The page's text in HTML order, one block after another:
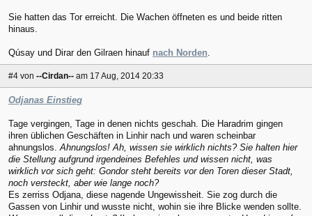
Sie hatten das Tor erreicht. Die Wachen öffneten es und beide ritten
hinaus.
Qúsay und Dirar den Gilraen hinauf nach Norden.
#4 von --Cirdan-- am 17 Aug, 2014 20:33
Odjanas Einstieg
Tage vergingen, Tage in denen nichts geschah. Die Haradrim gingen
ihren üblichen Geschäften in Linhir nach und waren scheinbar
ahnungslos. Ahnungslos! Ah, wissen sie wirklich nichts? Sie halten hier
die Stellung aufgrund irgendeines Befehles und wissen nicht, was
wirklich vor sich geht: Gondor steht bereits vor den Toren dieser Stadt,
noch versteckt, aber wie lange noch?
Es zerriss Odjana, diese nagende Ungewissheit. Sie zog durch die
Gassen von Linhir und wusste nicht, wohin sie ihre Blicke wenden sollte.